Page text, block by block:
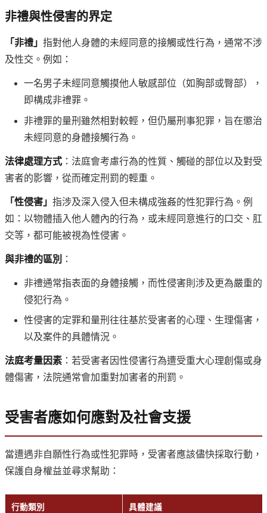
非禮與性侵害的界定
「非禮」 指對他人身體的未經同意的接觸或性行為，通常不涉
及性交。例如：
一名男子未經同意觸摸他人敏感部位（如胸部或臀部），
即構成非禮罪。
非禮罪的量刑雖然相對較輕，但仍屬刑事犯罪，旨在懲治
未經同意的身體接觸行為。
法律處理方式 ：法庭會考慮行為的性質、觸碰的部位以及對受
害者的影響，從而確定刑罰的輕重。
「性侵害」 指涉及深入侵入但未構成強姦的性犯罪行為。例
如：以物體插入他人體內的行為，或未經同意進行的口交、肛
交等，都可能被視為性侵害。
與非禮的區別 ：
非禮通常指表面的身體接觸，而性侵害則涉及更為嚴重的
侵犯行為。
性侵害的定罪和量刑往往基於受害者的心理、生理傷害，
以及案件的具體情況。
法庭考量因素 ：若受害者因性侵害行為遭受重大心理創傷或身
體傷害，法院通常會加重對加害者的刑罰。
受害者應如何應對及社會支援
當遭遇非自願性行為或性犯罪時，受害者應該儘快採取行動，
保護自身權益並尋求幫助：
行動類別 具體建議